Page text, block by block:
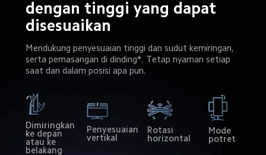
dengan tinggi yang dapat
disesuaikan
Mendukung penyesuaian tinggi dan sudut kemiringan,
serta pemasangan di dinding*. Tetap nyaman setiap
saat dan dalam posisi apa pun.
Dimiringkan
ke depan
atau ke
belakang
Penyesuaian
vertikal
Rotasi
horizontal
Mode
potret